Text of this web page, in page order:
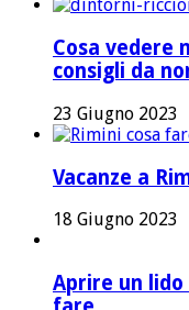
Cosa vedere
consigli da
23 Giugno 2023
Vacanze a
18 Giugno 2023
Aprire un lido